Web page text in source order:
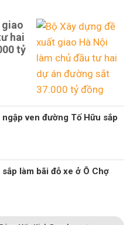
giao
hai
tỷ
ven đường Tố Hữu sắp
làm bãi đỗ xe ở Ô Chợ